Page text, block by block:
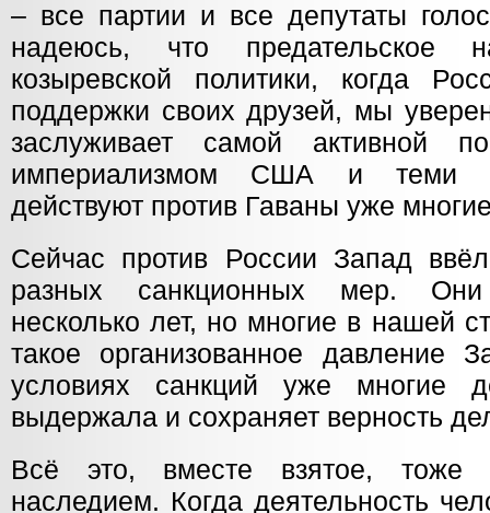
– все партии и все депутаты
надеюсь, что предательское
козыревской политики, когда
поддержки своих друзей, мы
заслуживает самой активной
империализмом США и теми
действуют против Гаваны уже
Сейчас против России Запад
разных санкционных мер.
несколько лет, но многие в нашей
такое организованное давление
условиях санкций уже многие
выдержала и сохраняет верность
Всё это, вместе взятое, тоже
наследием. Когда деятельность